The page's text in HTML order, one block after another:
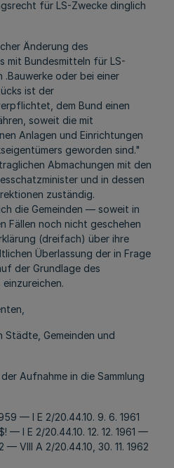
für LS-Zwecke dinglich
Änderung des
mit Bundesmitteln für LS-
oder bei einer
ist der
dem Bund einen
soweit die mit
Anlagen und Einrichtungen
geworden sind."
Abmachungen mit den
und in dessen
zuständig.
die Gemeinden — soweit in
Fällen noch nicht geschehen
(dreifach) über ihre
Überlassung der in Frage
der Grundlage des
Städte, Gemeinden und
Aufnahme in die Sammlung
— I E 2/20.44.10. 9. 6. 1961
— I E 2/20.44.10. 12. 12. 1961 —
— VIII A 2/20.44.10, 30. 11. 1962